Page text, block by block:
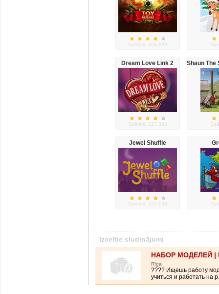
Spēlēts: 209,109
Dream Love Link 2
Spēlēts: 217,320
Shaun The
Jewel Shuffle
Spēlēts: 133,139
Izceltie sludinājumi
НАБОР МОДЕЛЕЙ |
Rīga
???? Ищешь работу
учиться и работать на